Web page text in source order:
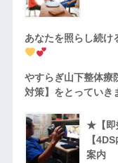
あなたを照らし続け
やすらぎ山下整体療
対策】をとっていき
★【即
【
案内